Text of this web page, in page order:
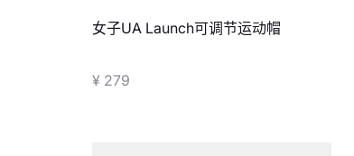
女子UA Launch可调节运动帽
¥ 279